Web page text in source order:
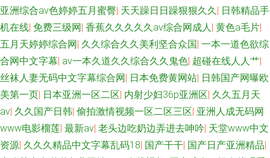
亚洲综合av色婷婷五月蜜臀| 天天躁日日躁狠狠久久| 日韩精品手
机在线| 免费三级网| 香蕉久久久久久av综合网成人| 黄色a毛片|
五月天婷婷综合网| 久久综合久久美利坚合众国| 一本一道色欲综
合网中文字幕| av一本久道久久综合久久鬼色| 超碰在线人人艹|
丝袜人妻无码中文字幕综合网| 日本免费黄网站| 日韩国产网曝欧
美第一页| 日本亚洲一区二区| 内射少妇36p亚洲区| 久久五月天
av| 久久国产日韩| 偷拍激情视频一区二区三区| 亚洲人成无码网
www电影榴莲| 最新av| 老头边吃奶边弄进去呻吟| 天堂www中文
资源| 久久久精品中文字幕乱码18| 国产干干| 国产日产亚洲精品|